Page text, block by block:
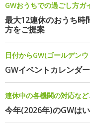
GWおうちでの過ごし方ガ
最大12連休のおうち時
方をご提案
日付からGW(ゴールデン
GWイベントカレンダー
連休中の各機関の対応な
今年(2026年)のGWは